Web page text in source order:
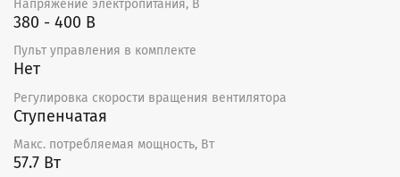
минеральной ваты;
Предназначена для монтажа к прямоугольным
воздуховодам;
Максимальная рабочая температура составляет
100-150 °C.
Напряжение электропитания, В
380 - 400 В
Пульт управления в комплекте
Нет
Регулировка скорости вращения вентилятора
Ступенчатая
Макс. потребляемая мощность, Вт
57.7 Вт